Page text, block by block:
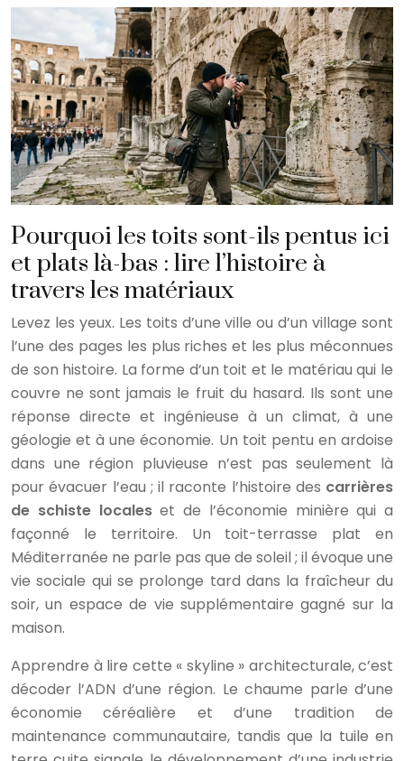
Pourquoi les toits sont-ils pentus ici
et plats là-bas : lire l’histoire à
travers les matériaux
Levez les yeux. Les toits d’une ville ou d’un village sont
l’une des pages les plus riches et les plus méconnues
de son histoire. La forme d’un toit et le matériau qui le
couvre ne sont jamais le fruit du hasard. Ils sont une
réponse directe et ingénieuse à un climat, à une
géologie et à une économie. Un toit pentu en ardoise
dans une région pluvieuse n’est pas seulement là
pour évacuer l’eau ; il raconte l’histoire des carrières
de schiste localeset de l’économie minière qui a
façonné le territoire. Un toit-terrasse plat en
Méditerranée ne parle pas que de soleil ; il évoque une
vie sociale qui se prolonge tard dans la fraîcheur du
soir, un espace de vie supplémentaire gagné sur la
maison.
Apprendre à lire cette « skyline » architecturale, c’est
décoder l’ADN d’une région. Le chaume parle d’une
économie céréalière et d’une tradition de
maintenance communautaire, tandis que la tuile en